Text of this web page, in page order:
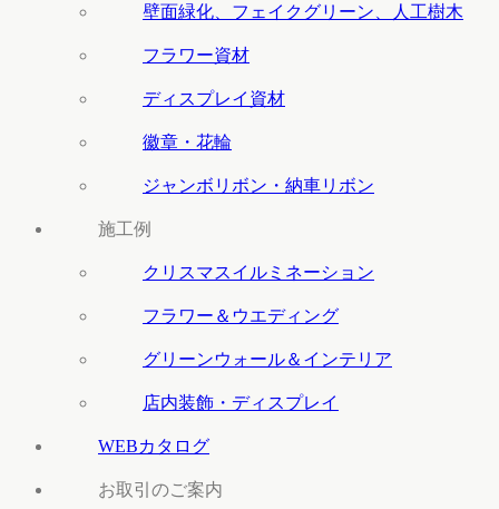
壁面緑化、フェイクグリーン、人工樹木
フラワー資材
ディスプレイ資材
徽章・花輪
ジャンボリボン・納車リボン
施工例
クリスマスイルミネーション
フラワー＆ウエディング
グリーンウォール＆インテリア
店内装飾・ディスプレイ
WEBカタログ
お取引のご案内